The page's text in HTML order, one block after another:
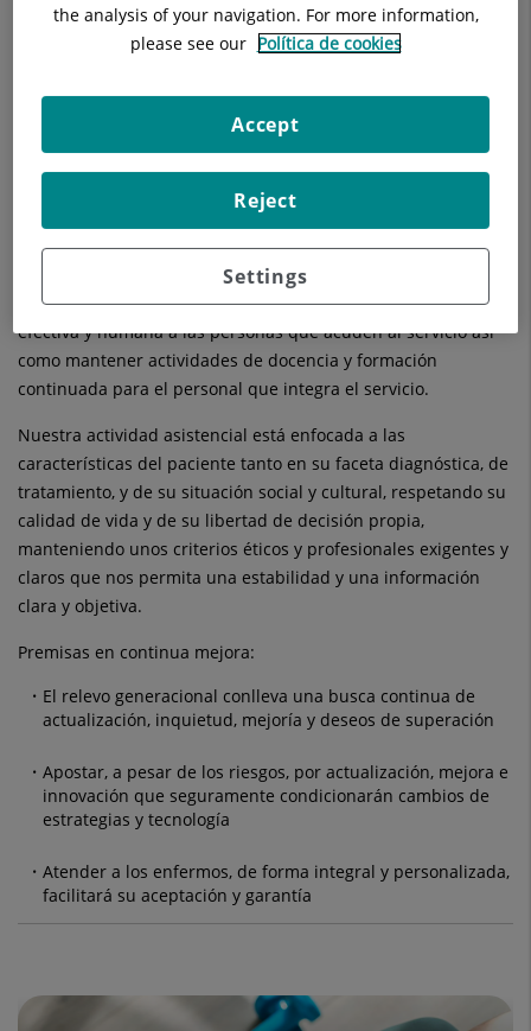
La urología es una especialidad médico-quirúrgica que se
ocupa del estudio, diagnóstico y tratamiento de las patologías
que afectan al aparato urinario, glándulas suprarrenales y
retroperitoneo de ambos sexos y al aparato reproductor
masculino.
Nuestra finalidad es dar una asistencia integral, actualizada,
efectiva y humana a las personas que acuden al servicio así
como mantener actividades de docencia y formación
continuada para el personal que integra el servicio.
Nuestra actividad asistencial está enfocada a las
características del paciente tanto en su faceta diagnóstica, de
tratamiento, y de su situación social y cultural, respetando su
calidad de vida y de su libertad de decisión propia,
manteniendo unos criterios éticos y profesionales exigentes y
claros que nos permita una estabilidad y una información
clara y objetiva.
Premisas en continua mejora:
El relevo generacional conlleva una busca continua de
actualización, inquietud, mejoría y deseos de superación
Apostar, a pesar de los riesgos, por actualización, mejora e
innovación que seguramente condicionarán cambios de
estrategias y tecnología
Atender a los enfermos, de forma integral y personalizada,
facilitará su aceptación y garantía
the analysis of your navigation. For more information,
please see our Política de cookies
Settings
Reject
Accept